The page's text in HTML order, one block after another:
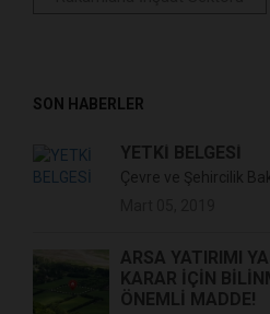
SON HABERLER
YETKİ BELGESİ
Çevre ve Şehircilik
ARSA YATIRIMI
KARAR İÇİN
ÖNEMLİ MADDE!